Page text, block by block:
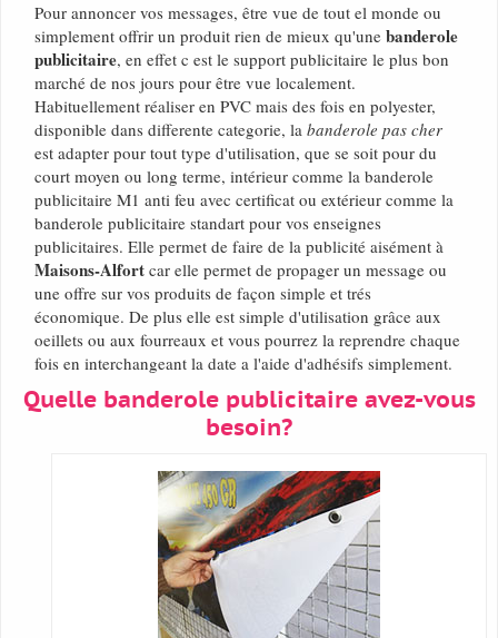
Pour annoncer vos messages, être vue de tout el monde ou
simplement offrir un produit rien de mieux qu'une banderole
publicitaire, en effet c est le support publicitaire le plus bon
marché de nos jours pour être vue localement.
Habituellement réaliser en PVC mais des fois en polyester,
disponible dans differente categorie, la banderole pas cher
est adapter pour tout type d'utilisation, que se soit pour du
court moyen ou long terme, intérieur comme la banderole
publicitaire M1 anti feu avec certificat ou extérieur comme la
banderole publicitaire standart pour vos enseignes
publicitaires. Elle permet de faire de la publicité aisément à
Maisons-Alfort car elle permet de propager un message ou
une offre sur vos produits de façon simple et trés
économique. De plus elle est simple d'utilisation grâce aux
oeillets ou aux fourreaux et vous pourrez la reprendre chaque
fois en interchangeant la date a l'aide d'adhésifs simplement.
Quelle banderole publicitaire avez-vous
besoin?